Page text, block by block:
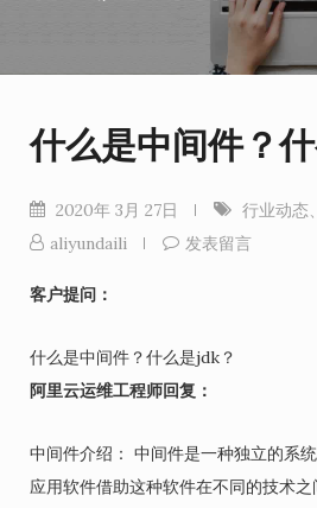
什么是中间件？
2020年 3月 27日 行业动态、
aliyundaili
发表留言
客户提问：
什么是中间件？什么是jdk？
阿里云运维工程师回复：
中间件介绍： 中间件是一种独立的系
应用软件借助这种软件在不同的技术